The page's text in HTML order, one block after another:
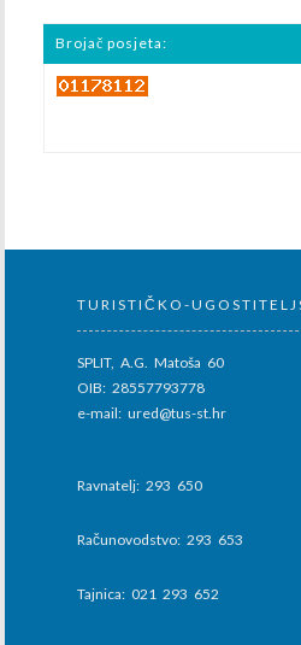
Brojač posjeta:
TURISTIČKO-
SPLIT, A.G. Matoša 60
OIB: 28557793778
e-mail: ured@tus-st.hr
Ravnatelj: 293 650
Računovodstvo: 293 653
Tajnica: 021 293 652